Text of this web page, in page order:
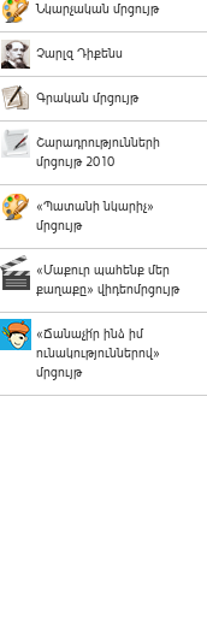
Նկարչական մրցույթ
Չարլզ Դիքենս
Գրական մրցույթ
Շարադրությունների
մրցույթ 2010
«Պատանի նկարիչ»
մրցույթ
«Մաքուր պահենք մեր
քաղաքը» վիդեոմրցույթ
«Ճանաչի՛ր ինձ իմ
ունակություններով»
մրցույթ